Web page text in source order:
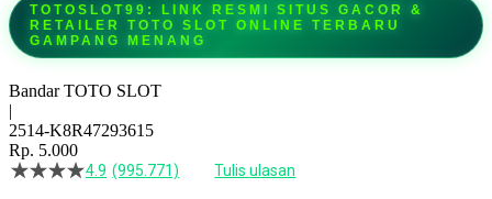
TOTOSLOT99: LINK RESMI SITUS GACOR &
RETAILER TOTO SLOT ONLINE TERBARU
GAMPANG MENANG
Bandar TOTO SLOT
|
2514-K8R47293615
Rp. 5.000
4.5
4.9 (995.771) Tulis ulasan